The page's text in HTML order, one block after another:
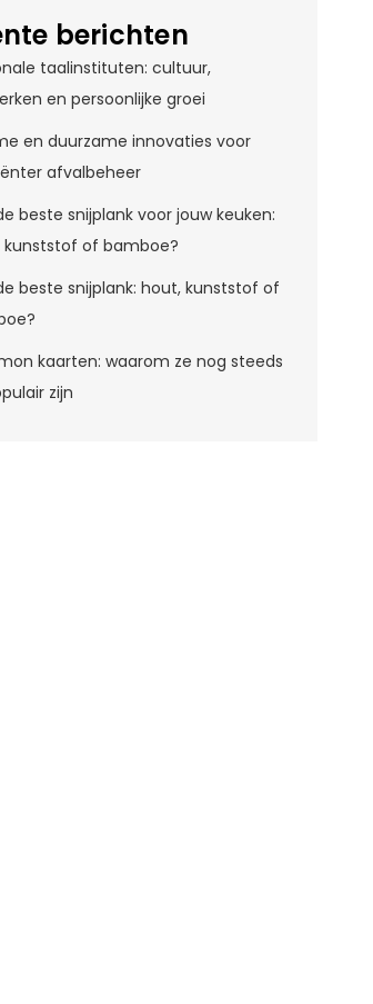
berichten
taalinstituten: cultuur,
en persoonlijke groei
en duurzame innovaties voor
afvalbeheer
beste snijplank voor jouw keuken:
kunststof of bamboe?
beste snijplank: hout, kunststof of
kaarten: waarom ze nog steeds
zijn